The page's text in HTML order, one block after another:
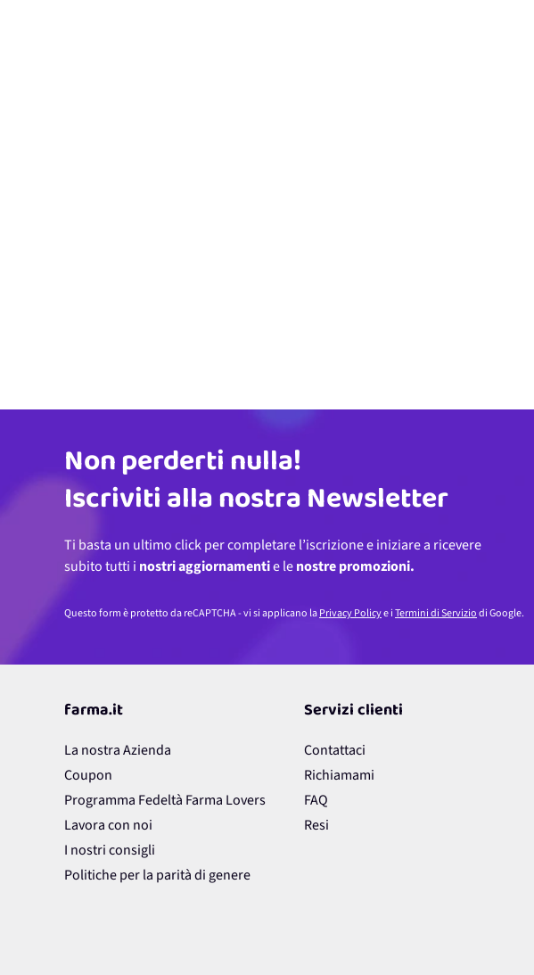
Indirizzo email
Non perderti nulla!
Iscriviti alla nostra Newsletter
Ti basta un ultimo click per completare l’iscrizione e iniziare a ricevere
subito tutti i nostri aggiornamentie lenostre promozioni.
Questo form è protetto da reCAPTCHA - vi si applicano laPrivacy Policye iTermini di Serviziodi Google.
farma.it
La nostra Azienda
Coupon
Programma Fedeltà Farma Lovers
Lavora con noi
I nostri consigli
Politiche per la parità di genere
Servizi clienti
Contattaci
Richiamami
FAQ
Resi